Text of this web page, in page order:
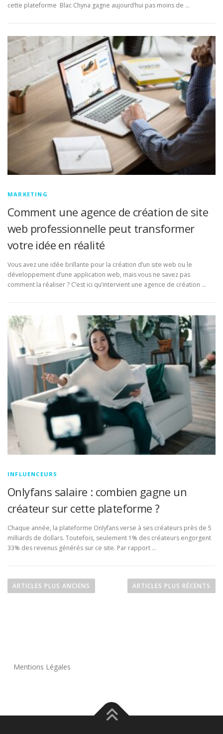
cette plateforme Blac Chyna gagne aujourd’hui pas moins de …
MARKETING
Comment une agence de création de site
web professionnelle peut transformer
votre idée en réalité
Vous avez une idée brillante pour la création d’un site web ou le
développement d’une application web, mais vous ne savez pas
comment la réaliser ? C’est ici qu’intervient une agence de création …
INFLUENCEURS
Onlyfans salaire : combien gagne un
créateur sur cette plateforme ?
Chaque année, la plateforme Onlyfans verse à ses créateurs près de 5
milliards de dollars. Toutefois, seulement 1% des créateurs engorgent
33% des revenus générés sur ce site. Par rapport …
a
e
ARTICLES PLUS ANCIENS ARTICLES PLUS RÉCENTS
Mentions Légales